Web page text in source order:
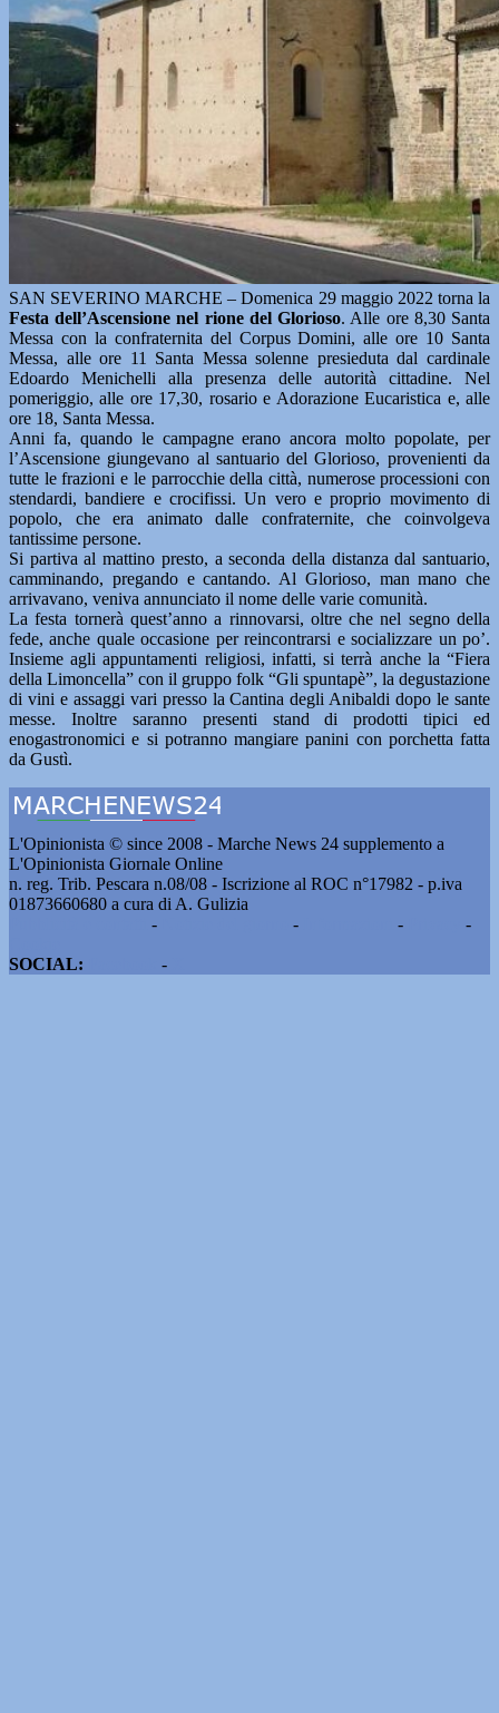
SAN SEVERINO MARCHE – Domenica 29 maggio 2022 torna la
Festa dell’Ascensione nel rione del Glorioso. Alle ore 8,30 Santa
Messa con la confraternita del Corpus Domini, alle ore 10 Santa
Messa, alle ore 11 Santa Messa solenne presieduta dal cardinale
Edoardo Menichelli alla presenza delle autorità cittadine. Nel
pomeriggio, alle ore 17,30, rosario e Adorazione Eucaristica e, alle
ore 18, Santa Messa.
Anni fa, quando le campagne erano ancora molto popolate, per
l’Ascensione giungevano al santuario del Glorioso, provenienti da
tutte le frazioni e le parrocchie della città, numerose processioni con
stendardi, bandiere e crocifissi. Un vero e proprio movimento di
popolo, che era animato dalle confraternite, che coinvolgeva
tantissime persone.
Si partiva al mattino presto, a seconda della distanza dal santuario,
camminando, pregando e cantando. Al Glorioso, man mano che
arrivavano, veniva annunciato il nome delle varie comunità.
La festa tornerà quest’anno a rinnovarsi, oltre che nel segno della
fede, anche quale occasione per reincontrarsi e socializzare un po’.
Insieme agli appuntamenti religiosi, infatti, si terrà anche la “Fiera
della Limoncella” con il gruppo folk “Gli spuntapè”, la degustazione
di vini e assaggi vari presso la Cantina degli Anibaldi dopo le sante
messe. Inoltre saranno presenti stand di prodotti tipici ed
enogastronomici e si potranno mangiare panini con porchetta fatta
da Gustì.
L'Opinionista © since 2008 - Marche News 24 supplemento a
L'Opinionista Giornale Online
n. reg. Trib. Pescara n.08/08 - Iscrizione al ROC n°17982 - p.iva
01873660680 a cura di A. Gulizia
- - -
-
SOCIAL:
-